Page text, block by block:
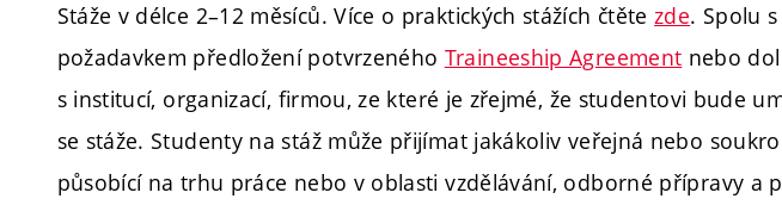
Stáže v délce 2–12 měsíců. Více o praktických stážích čtětezde. Spolu s
požadavkem předložení potvrzeného Traineeship Agreement nebo
s institucí, organizací, firmou, ze které je zřejmé, že studentovi bude
se stáže. Studenty na stáž může přijímat jakákoliv veřejná nebo
působící na trhu práce nebo v oblasti vzdělávání, odborné přípravy a